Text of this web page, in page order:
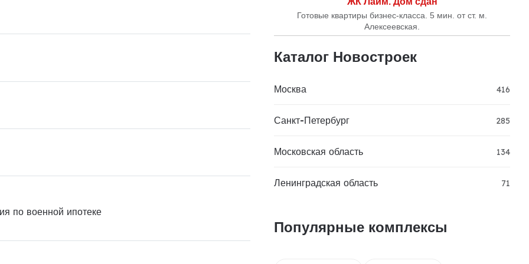
по военной ипотеке
Готовые квартиры бизнес-класса. 5 мин. от ст. м.
Алексеевская.
Каталог Новостроек
Москва 416
Санкт-Петербург 285
Московская область 134
Ленинградская область 71
Популярные комплексы